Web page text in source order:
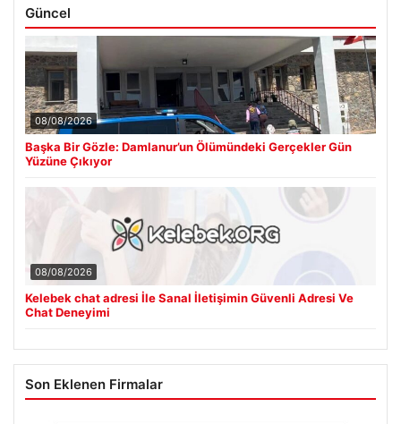
Güncel
08/08/2026
Başka Bir Gözle: Damlanur’un Ölümündeki Gerçekler Gün
Yüzüne Çıkıyor
08/08/2026
Kelebek chat adresi İle Sanal İletişimin Güvenli Adresi Ve
Chat Deneyimi
Son Eklenen Firmalar